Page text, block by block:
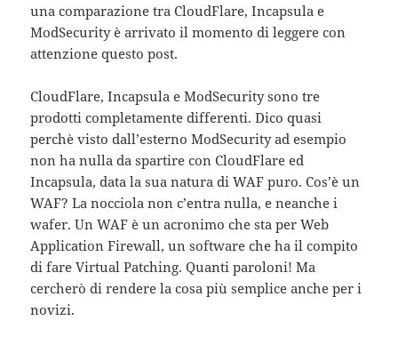
una comparazione tra CloudFlare, Incapsula e
ModSecurity è arrivato il momento di leggere con
attenzione questo post.
CloudFlare, Incapsula e ModSecurity sono tre
prodotti completamente differenti. Dico quasi
perchè visto dall’esterno ModSecurity ad esempio
non ha nulla da spartire con CloudFlare ed
Incapsula, data la sua natura di WAF puro. Cos’è un
WAF? La nocciola non c’entra nulla, e neanche i
wafer. Un WAF è un acronimo che sta per Web
Application Firewall, un software che ha il compito
di fare Virtual Patching. Quanti paroloni! Ma
cercherò di rendere la cosa più semplice anche per i
novizi.